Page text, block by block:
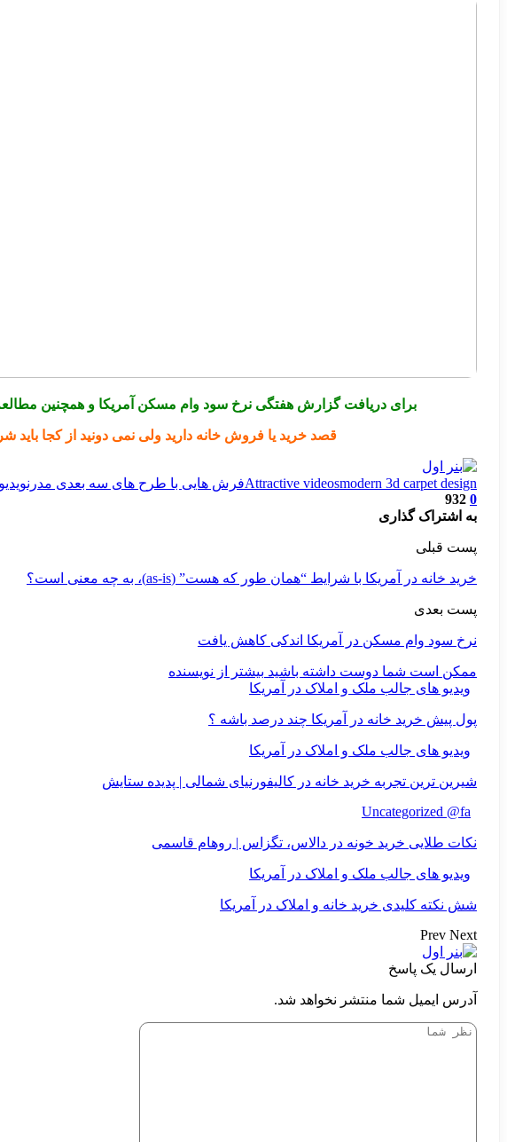
برای دریافت گزارش هفتگی نرخ سود وام مسکن آمریکا و همچنین
قصد خرید یا فروش خانه دارید ولی نمی دونید از کجا باید
Attractive videosmodern 3d carpet design فرش هایی با طرح های سه بعدی مدرن
0
932
به اشتراک گذاری
پست قبلی
خرید خانه در آمریکا با شرایط “همان طور که هست” (as-is)، به چه معنی است؟
پست بعدی
نرخ سود وام مسکن در آمریکا اندکی کاهش یافت
ممکن است شما دوست داشته باشید بیشتر از نویسنده
ویدیو های جالب ملک و املاک در آمریکا
پول پیش خرید خانه در آمریکا چند درصد باشه ؟
ویدیو های جالب ملک و املاک در آمریکا
شیرین ترین تجربه خرید خانه در کالیفورنیای شمالی | پدیده ستایش
Uncategorized @fa
نکات طلایی خرید خونه در دالاس، تگزاس | روهام قاسمی
ویدیو های جالب ملک و املاک در آمریکا
شش نکته کلیدی خرید خانه و املاک در آمریکا
Prev Next
ارسال یک پاسخ
آدرس ایمیل شما منتشر نخواهد شد.